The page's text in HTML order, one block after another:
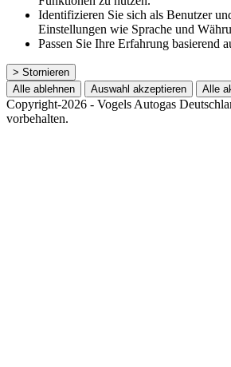
Identifizieren Sie sich als Benutzer
Einstellungen wie Sprache und
Passen Sie Ihre Erfahrung basierend
> Stornieren
Alle ablehnen
Auswahl akzeptieren Alle
Copyright-2026 - Vogels Autogas
vorbehalten.